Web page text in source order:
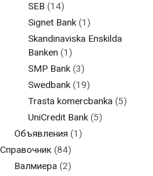
SEB (14)
Signet Bank (1)
Skandinaviska Enskilda
Banken (1)
SMP Bank (3)
Swedbank (19)
Trasta komercbanka (5)
UniCredit Bank (5)
Объявления (1)
Справочник (84)
Валмиера (2)